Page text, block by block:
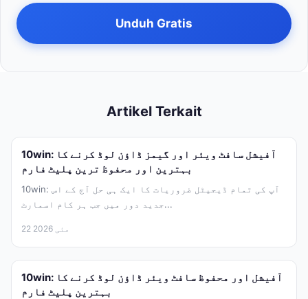
Unduh Gratis
Artikel Terkait
10win: آفیشل سافٹ ویئر اور گیمز ڈاؤن لوڈ کرنے کا
بہترین اور محفوظ ترین پلیٹ فارم
10win: آپ کی تمام ڈیجیٹل ضروریات کا ایک ہی حل آج کے اس
جدید دور میں جب ہر کام اسمارٹ...
22 مئی 2026
10win: آفیشل اور محفوظ سافٹ ویئر ڈاؤن لوڈ کرنے کا
بہترین پلیٹ فارم